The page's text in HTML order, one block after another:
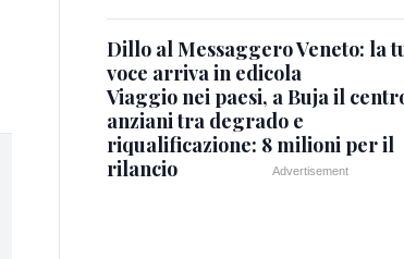
Dillo al Messaggero Veneto: la
voce arriva in edicola
Viaggio nei paesi, a Buja il
anziani tra degrado e
riqualificazione: 8 milioni per il
rilancio